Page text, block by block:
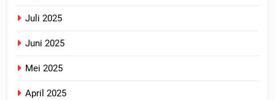
Juli 2025
Juni 2025
Mei 2025
April 2025